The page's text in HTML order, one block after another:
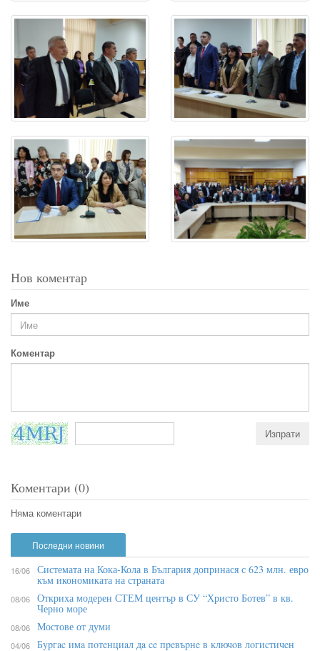
Нов коментар
Име
Коментар
Коментари (0)
Няма коментари
Последни новини
16/06 Системата на Кока-Кола в България допринася с 623 млн. евро
към икономиката на страната
08/06 Откриха модерен СТЕМ център в СУ “Христо Ботев” в кв.
Черно море
08/06 Мостове от думи
04/06 Бypгac имa пoтeнциaл дa ce пpeвъpнe в ĸлючoв лoгиcтичeн